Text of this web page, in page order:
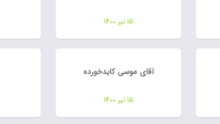
15 تیر 1400
آقای موسی کایدخورده
15 تیر 1400